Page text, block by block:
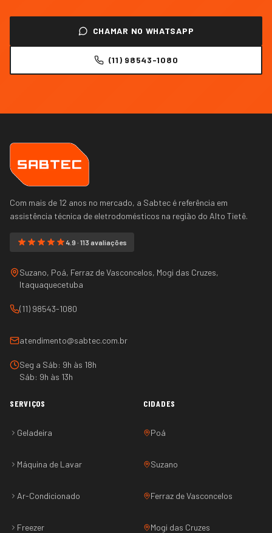
CHAMAR NO WHATSAPP
(11) 98543-1080
Com mais de 12 anos no mercado, a Sabtec é referência em
assistência técnica de eletrodomésticos na região do Alto Tietê.
4.9 · 113 avaliações
Suzano, Poá, Ferraz de Vasconcelos, Mogi das Cruzes,
Itaquaquecetuba
(11) 98543-1080
atendimento@sabtec.com.br
Seg a Sáb: 9h às 18h
Sáb: 9h às 13h
SERVIÇOS
Geladeira
Máquina de Lavar
Ar-Condicionado
Freezer
CIDADES
Poá
Suzano
Ferraz de Vasconcelos
Mogi das Cruzes